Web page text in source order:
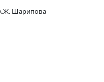
Шарипова